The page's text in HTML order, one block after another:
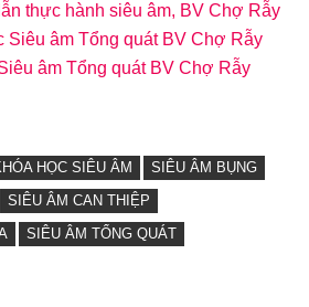
thực hành siêu âm, BV Chợ Rẫy
Siêu âm Tổng quát BV Chợ Rẫy
âm Tổng quát BV Chợ Rẫy
HỌC SIÊU ÂM
SIÊU ÂM BỤNG
SIÊU ÂM CAN THIỆP
SIÊU ÂM TỔNG QUÁT